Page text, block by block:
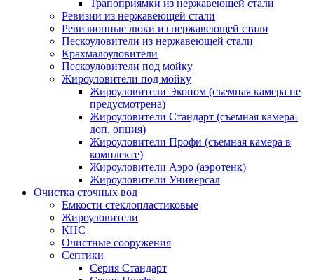
Трапоприямки из нержавеющей стали
Ревизии из нержавеющей стали
Ревизионные люки из нержавеющей стали
Пескоуловители из нержавеющей стали
Крахмалоуловители
Пескоуловители под мойку
Жироуловители под мойку
Жироуловители Эконом (съемная камера не
предусмотрена)
Жироуловители Стандарт (съемная камера-
доп. опция)
Жироуловители Профи (съемная камера в
комплекте)
Жироуловители Аэро (аэротенк)
Жироуловители Универсал
Очистка сточных вод
Емкости стеклопластиковые
Жироуловители
КНС
Очистные сооружения
Септики
Серия Стандарт